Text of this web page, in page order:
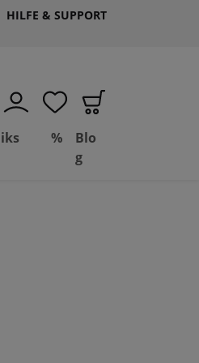
HILFE & SUPPORT
%
Blo
g